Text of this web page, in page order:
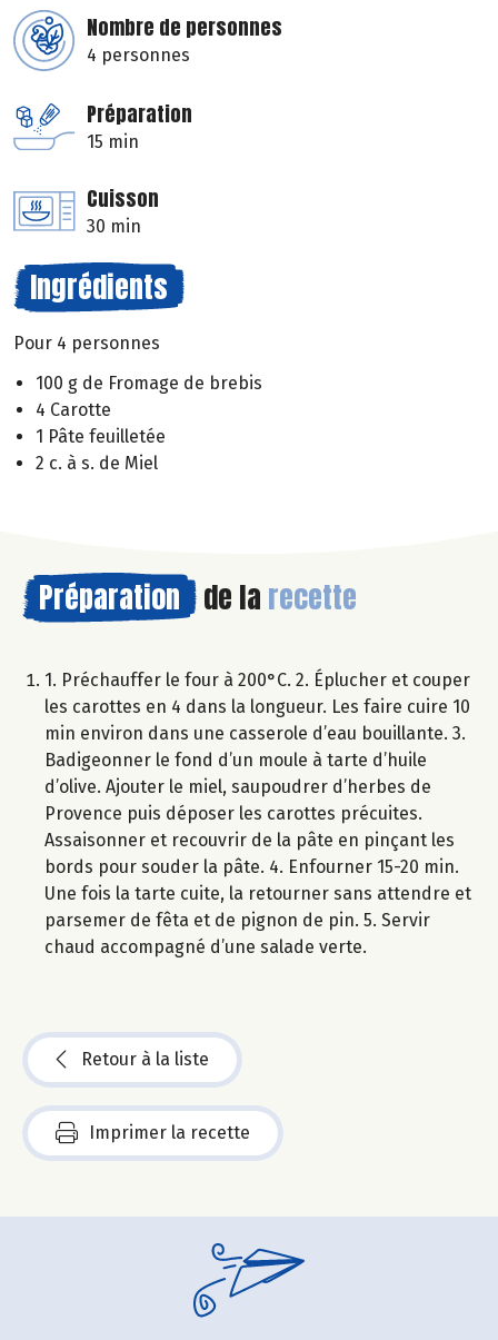
Nombre de personnes
4 personnes
Préparation
15 min
Cuisson
30 min
Ingrédients
Pour 4 personnes
100 g de Fromage de brebis
4 Carotte
1 Pâte feuilletée
2 c. à s. de Miel
Préparation de la recette
1. Préchauffer le four à 200°C. 2. Éplucher et couper
les carottes en 4 dans la longueur. Les faire cuire 10
min environ dans une casserole d’eau bouillante. 3.
Badigeonner le fond d’un moule à tarte d’huile
d’olive. Ajouter le miel, saupoudrer d’herbes de
Provence puis déposer les carottes précuites.
Assaisonner et recouvrir de la pâte en pinçant les
bords pour souder la pâte. 4. Enfourner 15-20 min.
Une fois la tarte cuite, la retourner sans attendre et
parsemer de fêta et de pignon de pin. 5. Servir
chaud accompagné d’une salade verte.
Retour à la liste
Imprimer la recette